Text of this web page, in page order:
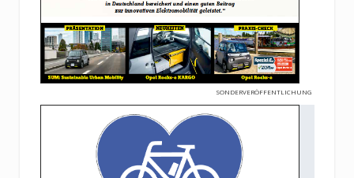
SONDERVERÖFFENTLICHUNG